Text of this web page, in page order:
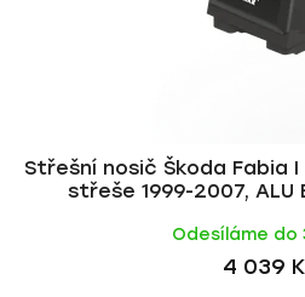
Střešní nosič Škoda Fabia
střeše 1999-2007, ALU
Odesíláme do
4 039